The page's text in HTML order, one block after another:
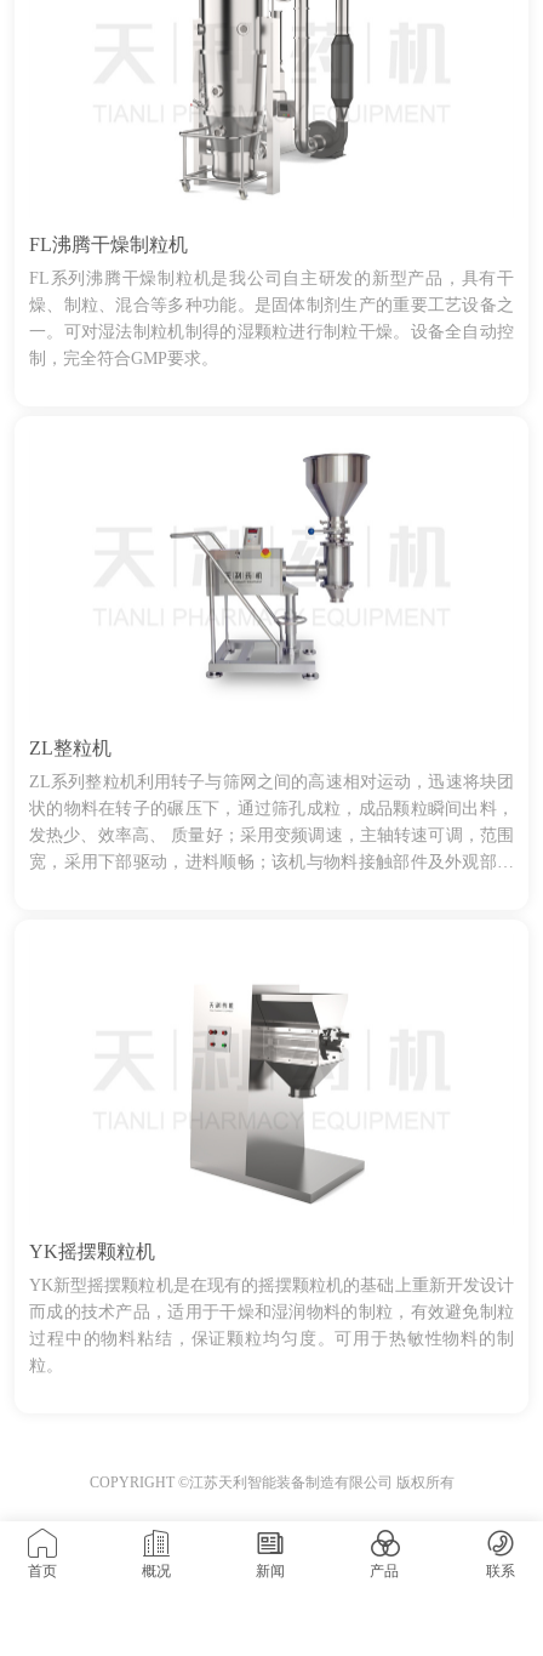
FL沸腾干燥制粒机
FL系列沸腾干燥制粒机是我公司自主研发的新型产品，具有干
燥、制粒、混合等多种功能。是固体制剂生产的重要工艺设备之
一。可对湿法制粒机制得的湿颗粒进行制粒干燥。设备全自动控
制，完全符合GMP要求。
ZL整粒机
ZL系列整粒机利用转子与筛网之间的高速相对运动，迅速将块团
状的物料在转子的碾压下，通过筛孔成粒，成品颗粒瞬间出料，
发热少、效率高、 质量好；采用变频调速，主轴转速可调，范围
宽，采用下部驱动，进料顺畅；该机与物料接触部件及外观部分
YK摇摆颗粒机
YK新型摇摆颗粒机是在现有的摇摆颗粒机的基础上重新开发设计
而成的技术产品，适用于干燥和湿润物料的制粒，有效避免制粒
过程中的物料粘结，保证颗粒均匀度。可用于热敏性物料的制
粒。
COPYRIGHT ©江苏天利智能装备制造有限公司 版权所有
首页 概况 新闻 产品 联系